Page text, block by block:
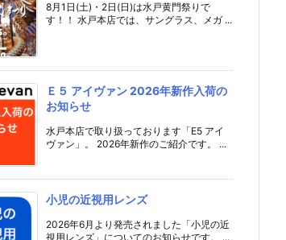
8月1日(土)・2日(日)は水戸黄門祭りで
す！！ 水戸本店では、サングラス、メガ ...
Ｅ５ アイヴァン 2026年新作入荷の
お知らせ
水戸本店で取り扱っております「E5 アイ
ヴァン」。 2026年新作のご紹介です。 ...
小児の近視用レンズ
2026年6月より発売されました「小児の近
視用レンズ」についてのお知らせです。 ...